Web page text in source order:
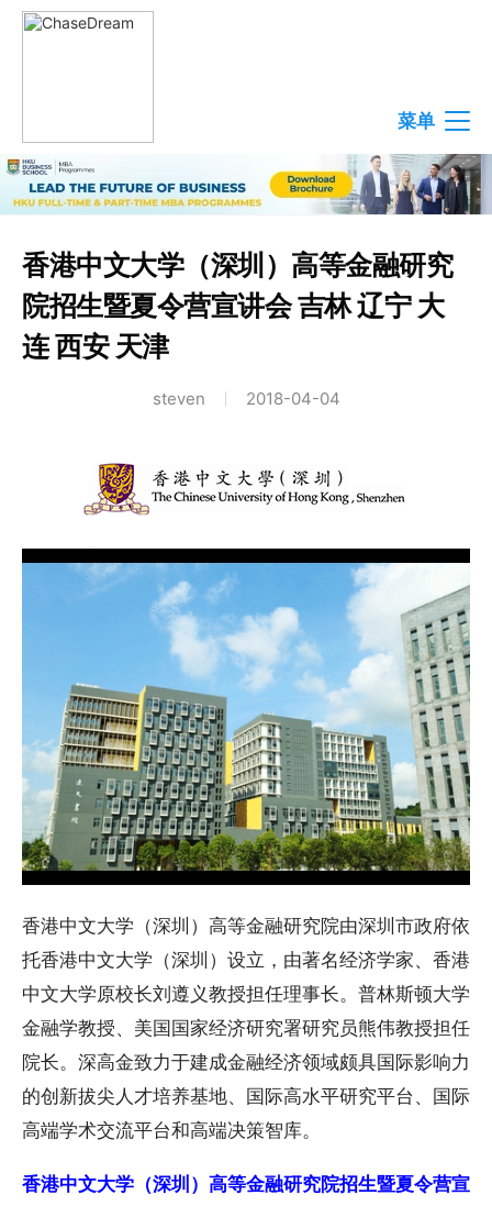
菜单
香港中文大学（深圳）高等金融研究
院招生暨夏令营宣讲会 吉林 辽宁 大
连 西安 天津
steven 2018-04-04
香港中文大学（深圳）高等金融研究院由深圳市政府依
托香港中文大学（深圳）设立，由著名经济学家、香港
中文大学原校长刘遵义教授担任理事长。普林斯顿大学
金融学教授、美国国家经济研究署研究员熊伟教授担任
院长。深高金致力于建成金融经济领域颇具国际影响力
的创新拔尖人才培养基地、国际高水平研究平台、国际
高端学术交流平台和高端决策智库。
香港中文大学（深圳）高等金融研究院招生暨夏令营宣